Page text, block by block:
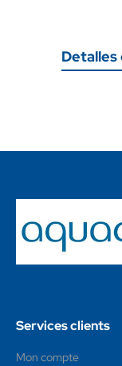
Services clients
Mon compte